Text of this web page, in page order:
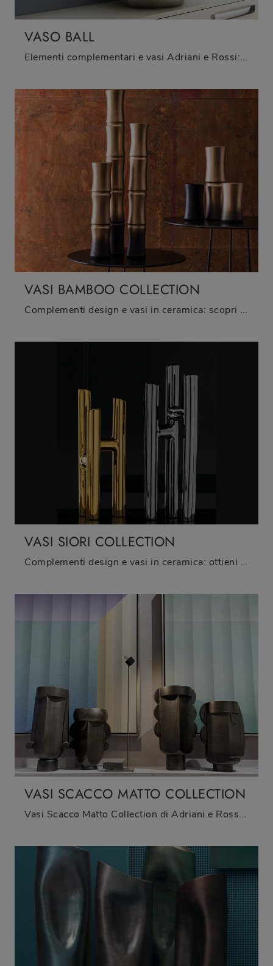
VASO BALL
Elementi complementari e vasi Adriani e Rossi: scopri come impreziosire i tuoi locali design con il modello Vaso Ball.
VASI BAMBOO COLLECTION
Complementi design e vasi in ceramica: scopri di più sul modello Vasi Bamboo Collection di Adriani e Rossi e potrai valorizzare i tuoi locali.
VASI SIORI COLLECTION
Complementi design e vasi in ceramica: ottieni informazioni sul modello Vasi Siori Collection di Adriani e Rossi e potrai valorizzare i tuoi locali.
VASI SCACCO MATTO COLLECTION
Vasi Scacco Matto Collection di Adriani e Rossi: clicca e ottieni informazioni sui Complementi e vasi design in ceramica del rinomato marchio!